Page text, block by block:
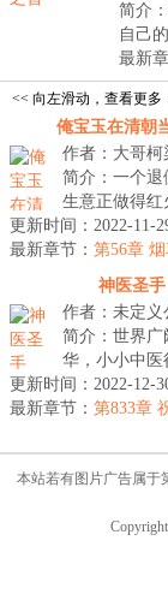
简介
自己
贵...
最新
<< 向左滑动，查看更多
俺宝玉在清朝
作者：大哥柯
简介：一个退
生意正做得红
一场流行病袭
房，穿越到宝
是这个宝玉...
更新时间：2022-11-
最新章节： 第56章
神医圣手
作者：未定义
简介：世界广
华，小小中医
要如意，也要
更新时间：2022-12-
最新章节： 第833章
本站若有图片广告属于